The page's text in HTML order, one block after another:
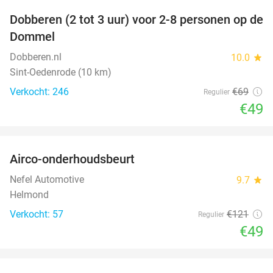
29%
Dobberen (2 tot 3 uur) voor 2-8 personen op de
Dommel
Dobberen.nl 10.0 star
Sint-Oedenrode (10 km)
Verkocht: 246
Regulier €69
€49
Airco-onderhoudsbeurt
Nefel Automotive 9.7 star
Helmond
Verkocht: 57
Regulier €121
€49